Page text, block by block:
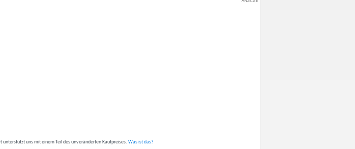
uns mit einem Teil des unveränderten Kaufpreises. Was ist das?